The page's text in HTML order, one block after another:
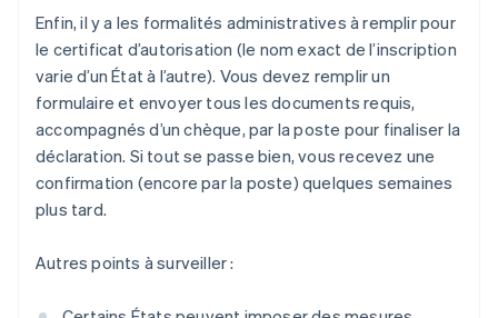
Enfin, il y a les formalités administratives à remplir pour
le certificat d’autorisation (le nom exact de l’inscription
varie d’un État à l’autre). Vous devez remplir un
formulaire et envoyer tous les documents requis,
accompagnés d’un chèque, par la poste pour finaliser la
déclaration. Si tout se passe bien, vous recevez une
confirmation (encore par la poste) quelques semaines
plus tard.
Autres points à surveiller :